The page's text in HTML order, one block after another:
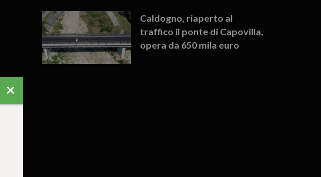
Caldogno, riaperto al
traffico il ponte di Capovilla,
opera da 650 mila euro